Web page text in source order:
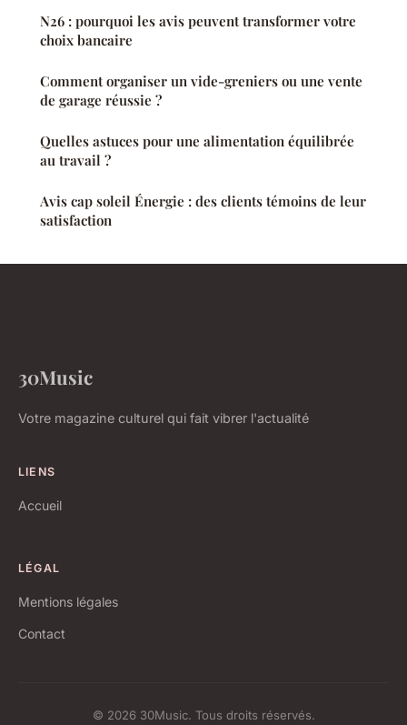
N26 : pourquoi les avis peuvent transformer votre
choix bancaire
Comment organiser un vide-greniers ou une vente
de garage réussie ?
Quelles astuces pour une alimentation équilibrée
au travail ?
Avis cap soleil Énergie : des clients témoins de leur
satisfaction
30Music
Votre magazine culturel qui fait vibrer l'actualité
LIENS
Accueil
LÉGAL
Mentions légales
Contact
© 2026 30Music. Tous droits réservés.